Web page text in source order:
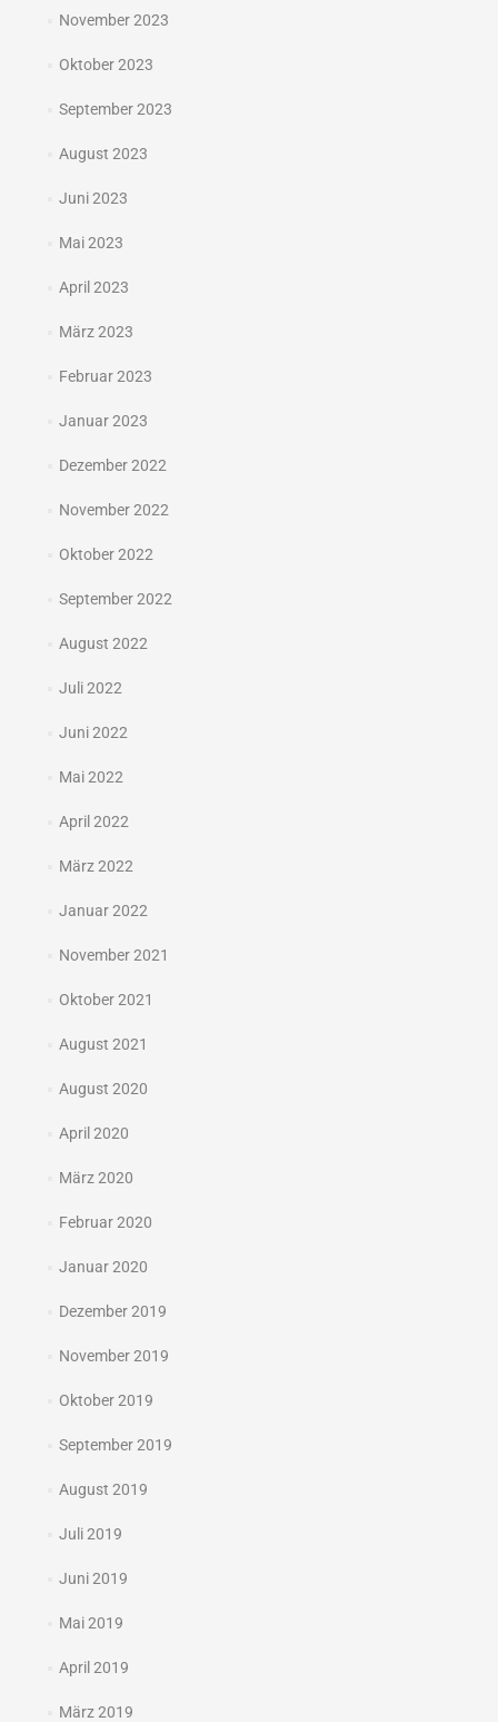
November 2023
Oktober 2023
September 2023
August 2023
Juni 2023
Mai 2023
April 2023
März 2023
Februar 2023
Januar 2023
Dezember 2022
November 2022
Oktober 2022
September 2022
August 2022
Juli 2022
Juni 2022
Mai 2022
April 2022
März 2022
Januar 2022
November 2021
Oktober 2021
August 2021
August 2020
April 2020
März 2020
Februar 2020
Januar 2020
Dezember 2019
November 2019
Oktober 2019
September 2019
August 2019
Juli 2019
Juni 2019
Mai 2019
April 2019
März 2019